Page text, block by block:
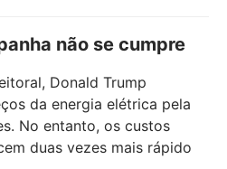
não se cumpre
Donald Trump
da energia elétrica pela
No entanto, os custos
duas vezes mais rápido